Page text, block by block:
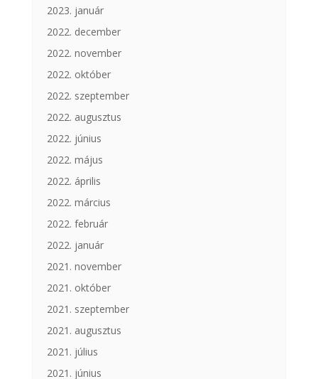
2023. január
2022. december
2022. november
2022. október
2022. szeptember
2022. augusztus
2022. június
2022. május
2022. április
2022. március
2022. február
2022. január
2021. november
2021. október
2021. szeptember
2021. augusztus
2021. július
2021. június